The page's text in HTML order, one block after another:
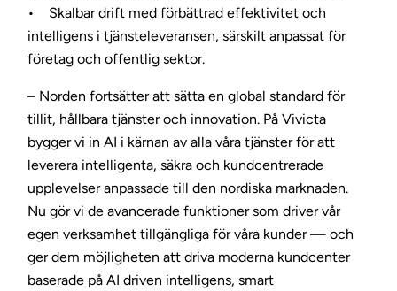
• Skalbar drift med förbättrad effektivitet och
intelligens i tjänsteleveransen, särskilt anpassat för
företag och offentlig sektor.
– Norden fortsätter att sätta en global standard för
tillit, hållbara tjänster och innovation. På Vivicta
bygger vi in AI i kärnan av alla våra tjänster för att
leverera intelligenta, säkra och kundcentrerade
upplevelser anpassade till den nordiska marknaden.
Nu gör vi de avancerade funktioner som driver vår
egen verksamhet tillgängliga för våra kunder — och
ger dem möjligheten att driva moderna kundcenter
baserade på AI driven intelligens, smart